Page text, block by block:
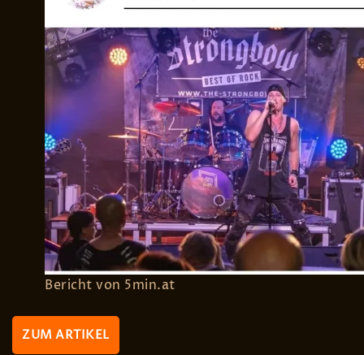
Bericht von 5min.at
ZUM ARTIKEL